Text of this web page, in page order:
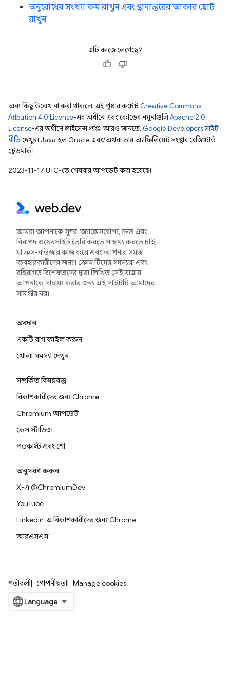
অনুরোধের সংখ্যা কম রাখুন এবং স্থানান্তরের আকার ছোট
রাখুন
এটি কাজে লেগেছে?
অন্য কিছু উল্লেখ না করা থাকলে, এই পৃষ্ঠার কন্টেন্ট Creative Commons
Attribution 4.0 License-এর অধীনে এবং কোডের নমুনাগুলিApache 2.0
License-এর অধীনে লাইসেন্স প্রাপ্ত। আরও জানতে, Google Developers সাইট
নীতিদেখুন। Java হল Oracle এবং/অথবা তার অ্যাফিলিয়েট সংস্থার রেজিস্টার্ড
ট্রেডমার্ক।
2023-11-17 UTC-তে শেষবার আপডেট করা হয়েছে।
আমরা আপনাকে সুন্দর, অ্যাক্সেসযোগ্য, দ্রুত এবং
নিরাপদ ওয়েবসাইট তৈরি করতে সাহায্য করতে চাই
যা ক্রস-ব্রাউজার কাজ করে এবং আপনার সমস্ত
ব্যবহারকারীদের জন্য। ক্রোম টিমের সদস্যরা এবং
বহিরাগত বিশেষজ্ঞদের দ্বারা লিখিত সেই যাত্রায়
আপনাকে সাহায্য করার জন্য এই সাইটটি আমাদের
সামগ্রীর ঘর৷
অবদান
একটি বাগ ফাইল করুন
খোলা সমস্যা দেখুন
সম্পর্কিত বিষয়বস্তু
বিকাশকারীদের জন্য Chrome
Chromium আপডেট
কেস স্টাডিজ
পডকাস্ট এবং শো
অনুসরণ করুন
X-এ @ChromiumDev
YouTube
LinkedIn-এ বিকাশকারীদের জন্য Chrome
আরএসএস
শর্তাবলী গোপনীয়তা Manage cookies